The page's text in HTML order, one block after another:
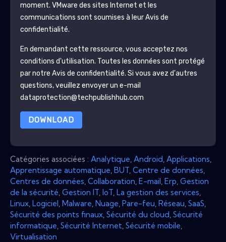
moment. VMware des sites Internet et les
communications sont soumises à leur Avis de
confidentialité.
En demandant cette ressource, vous acceptez nos
conditions d'utilisation. Toutes les données sont protégé
par notre Avis de confidentialité. Si vous avez d'autres
questions, veuillez envoyer un e-mail
dataprotection@techpublishhub.com
DOWNLOAD
Catégories associées : Analytique Android Applications
Apprentissage automatique BUT Centre de données
Centres de données Collaboration E-mail Erp Gestion
de la sécurité Gestion IT IoT La gestion des services
Linux Logiciel Malware Nuage Pare-feu Réseau SaaS
Sécurité des points finaux Sécurité du cloud Sécurité
informatique Sécurité Internet Sécurité mobile
Virtualisation